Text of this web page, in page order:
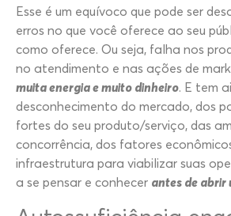
Esse é um equívoco que pode ser
erros no que você oferece ao seu
como oferece. Ou seja, falha nos
no atendimento e nas ações de
muita energia e muito dinheiro. E tem
desconhecimento do mercado, dos
fortes do seu produto/serviço, das
concorrência, dos fatores
infraestrutura para viabilizar suas
a se pensar e conhecer antes de abrir